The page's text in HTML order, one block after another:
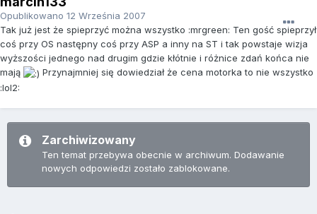
Opublikowano 12 Września 2007
Tak już jest że spieprzyć można wszystko :mrgreen: Ten gość spieprzył
coś przy OS następny coś przy ASP a inny na ST i tak powstaje wizja
wyższości jednego nad drugim gdzie kłótnie i różnice zdań końca nie
mają
Przynajmniej się dowiedział że cena motorka to nie wszystko
:lol2:
Zarchiwizowany
Ten temat przebywa obecnie w archiwum. Dodawanie
nowych odpowiedzi zostało zablokowane.